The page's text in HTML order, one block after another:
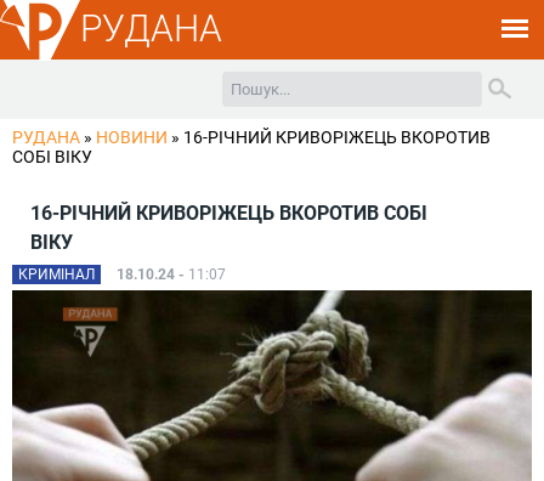
РУДАНА
РУДАНА » НОВИНИ » 16-РІЧНИЙ КРИВОРІЖЕЦЬ ВКОРОТИВ
СОБІ ВІКУ
16-РІЧНИЙ КРИВОРІЖЕЦЬ ВКОРОТИВ СОБІ
ВІКУ
КРИМІНАЛ 18.10.24 - 11:07